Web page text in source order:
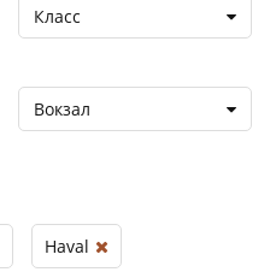
Класс
Вокзал
Haval